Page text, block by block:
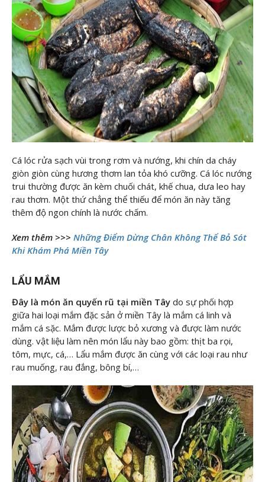
Cá lóc rửa sạch vùi trong rơm và nướng, khi chín da cháy
giòn giòn cùng hương thơm lan tỏa khó cưỡng. Cá lóc nướng
trui thường được ăn kèm chuối chát, khế chua, dưa leo hay
rau thơm. Một thứ chẳng thể thiếu để món ăn này tăng
thêm độ ngon chính là nước chấm.
Xem thêm >>> Những Điểm Dừng Chân Không Thể Bỏ Sót
Khi Khám Phá Miền Tây
LẨU MẮM
Đây là món ăn quyến rũ tại miền Tây do sự phối hợp
giữa hai loại mắm đặc sản ở miền Tây là mắm cá linh và
mắm cá sặc. Mắm được lược bỏ xương và được làm nước
dùng. vật liệu làm nên món lẩu này bao gồm: thịt ba rọi,
tôm, mực, cá,… Lẩu mắm được ăn cùng với các loại rau như
rau muống, rau đắng, bông bí,…